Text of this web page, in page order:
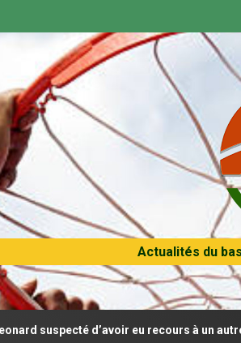
Actualités du
d’avoir eu recours à un autre contrat